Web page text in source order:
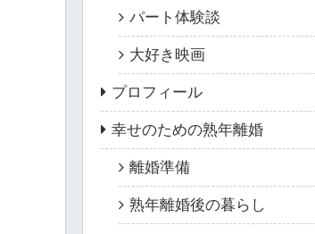
パート体験談
大好き映画
プロフィール
幸せのための熟年離婚
離婚準備
熟年離婚後の暮らし